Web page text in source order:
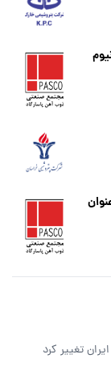
صنعتی ذوب آهن پاسارگاد در 4 عنوان
تغییر کرد